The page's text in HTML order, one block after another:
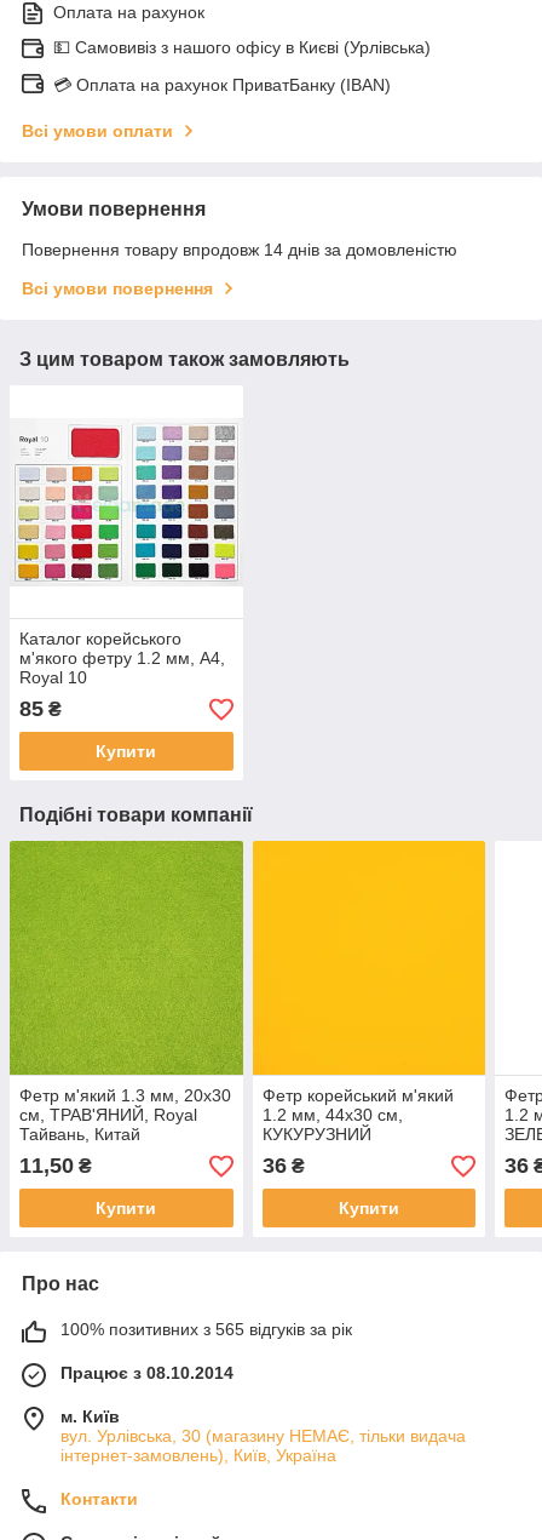
Оплата на рахунок
💵 Самовивіз з нашого офісу в Києві (Урлівська)
💳 Оплата на рахунок ПриватБанку (IBAN)
Всі умови оплати
Умови повернення
Повернення товару впродовж 14 днів за домовленістю
Всі умови повернення
З цим товаром також замовляють
Каталог корейського
м'якого фетру 1.2 мм, A4,
Royal 10
85 ₴
Купити
Подібні товари компанії
Фетр м'який 1.3 мм, 20x30
см, ТРАВ'ЯНИЙ, Royal
Тайвань, Китай
11,50 ₴
Купити
Фетр корейський м'який
1.2 мм, 44x30 см,
КУКУРУЗНИЙ
36₴
Купити
1.2
36
Про нас
100% позитивних з 565 відгуків за рік
Працює з 08.10.2014
м. Київ
вул. Урлівська, 30 (магазину НЕМАЄ, тільки видача
інтернет-замовлень), Київ, Україна
Контакти